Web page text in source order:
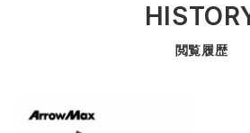
閲覧履歴